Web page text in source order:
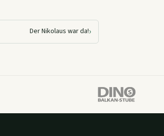
Der Nikolaus war da!›